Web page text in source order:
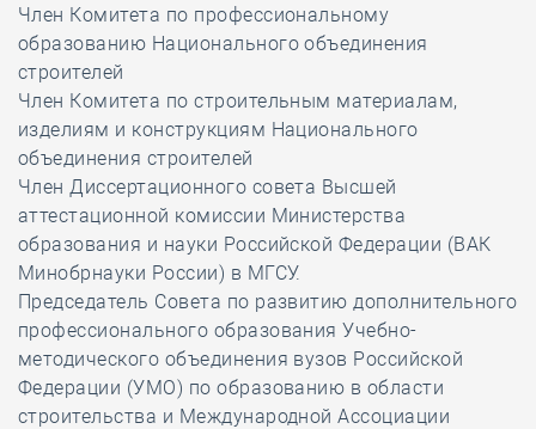
Член Комитета по профессиональному
образованию Национального объединения
строителей
Член Комитета по строительным материалам,
изделиям и конструкциям Национального
объединения строителей
Член Диссертационного совета Высшей
аттестационной комиссии Министерства
образования и науки Российской Федерации (ВАК
Минобрнауки России) в МГСУ.
Председатель Совета по развитию дополнительного
профессионального образования Учебно-
методического объединения вузов Российской
Федерации (УМО) по образованию в области
строительства и Международной Ассоциации